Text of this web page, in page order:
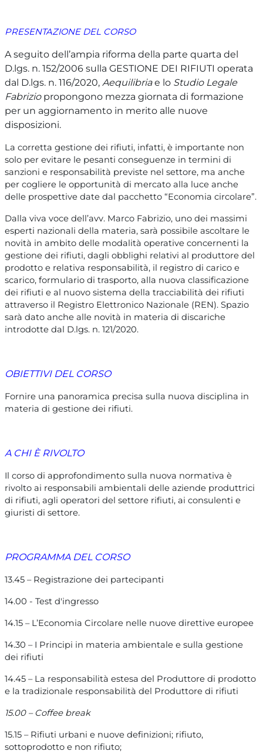
PRESENTAZIONE DEL CORSO
A seguito dell’ampia riforma della parte quarta del
D.lgs. n. 152/2006 sulla GESTIONE DEI RIFIUTI operata
dal D.lgs. n. 116/2020, Aequilibriae lo Studio Legale
Fabriziopropongono mezza giornata di formazione
per un aggiornamento in merito alle nuove
disposizioni.
La corretta gestione dei rifiuti, infatti, è importante non
solo per evitare le pesanti conseguenze in termini di
sanzioni e responsabilità previste nel settore, ma anche
per cogliere le opportunità di mercato alla luce anche
delle prospettive date dal pacchetto “Economia circolare”.
Dalla viva voce dell’avv. Marco Fabrizio, uno dei massimi
esperti nazionali della materia, sarà possibile ascoltare le
novità in ambito delle modalità operative concernenti la
gestione dei rifiuti, dagli obblighi relativi al produttore del
prodotto e relativa responsabilità, il registro di carico e
scarico, formulario di trasporto, alla nuova classificazione
dei rifiuti e al nuovo sistema della tracciabilità dei rifiuti
attraverso il Registro Elettronico Nazionale (REN). Spazio
sarà dato anche alle novità in materia di discariche
introdotte dal D.lgs. n. 121/2020.
OBIETTIVI DEL CORSO
Fornire una panoramica precisa sulla nuova disciplina in
materia di gestione dei rifiuti.
A CHI È RIVOLTO
Il corso di approfondimento sulla nuova normativa è
rivolto ai responsabili ambientali delle aziende produttrici
di rifiuti, agli operatori del settore rifiuti, ai consulenti e
giuristi di settore.
PROGRAMMA DEL CORSO
13.45 – Registrazione dei partecipanti
14.00 - Test d'ingresso
14.15 – L’Economia Circolare nelle nuove direttive europee
14.30 – I Principi in materia ambientale e sulla gestione
dei rifiuti
14.45 – La responsabilità estesa del Produttore di prodotto
e la tradizionale responsabilità del Produttore di rifiuti
15.00 – Coffee break
15.15 – Rifiuti urbani e nuove definizioni; rifiuto,
sottoprodotto e non rifiuto;